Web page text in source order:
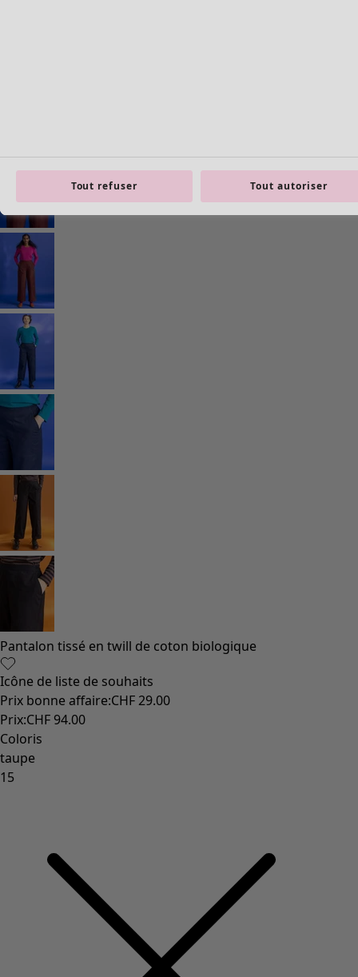
Vêtements hippies
Une mode scandinave
Superpositions
À rayures
Des carreaux à foison
À pois
Vêtements bio
Un design suédois
Robes en jersey
Vêtements bohèmes
Des vêtements pour les soirées fraîches
Vêtements à motif
Maillots de bain et vêtements de plage
Vêtements de fête
Collections
Dans l'univers du kimono
Monsoon
Étendues champêtres
Coimbatore
Tout refuser Tout autoriser